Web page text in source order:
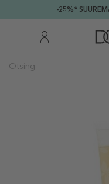
-25%*